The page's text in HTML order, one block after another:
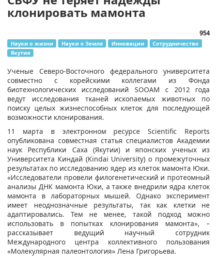
клонировать мамонта
954
Науки о жизни Науки о Земле Инновации
Сотрудничество
Якутия
​Ученые Северо-Восточного федерального университета
совместно с корейскими коллегами из Фонда
биотехнологических исследований SOOAM с 2012 года
ведут исследования тканей ископаемых животных по
поиску целых жизнеспособных клеток для последующей
возможности клонирования.
11 марта в электронном ресурсе Scientific Reports
опубликована совместная статья специалистов Академии
наук Республики Саха (Якутии) и японских ученых из
Университета Киндай (Kindai University) о промежуточных
результатах по исследованию ядер из клеток мамонта Юки.
«Исследователи провели филогенетический и протеомный
анализы ДНК мамонта Юки, а также внедрили ядра клеток
мамонта в лабораторных мышей. Однако эксперимент
имеет неоднозначные результаты, так как клетки не
адаптировались. Тем не менее, такой подход можно
использовать в попытках клонирования мамонта», –
рассказывает ведущий научный сотрудник
Международного центра коллективного пользования
«Молекулярная палеонтология» Лена Григорьева.